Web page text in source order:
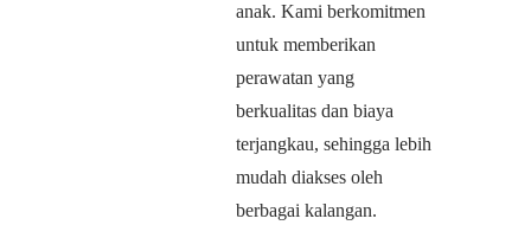
anak. Kami berkomitmen
untuk memberikan
perawatan yang
berkualitas dan biaya
terjangkau, sehingga lebih
mudah diakses oleh
berbagai kalangan.